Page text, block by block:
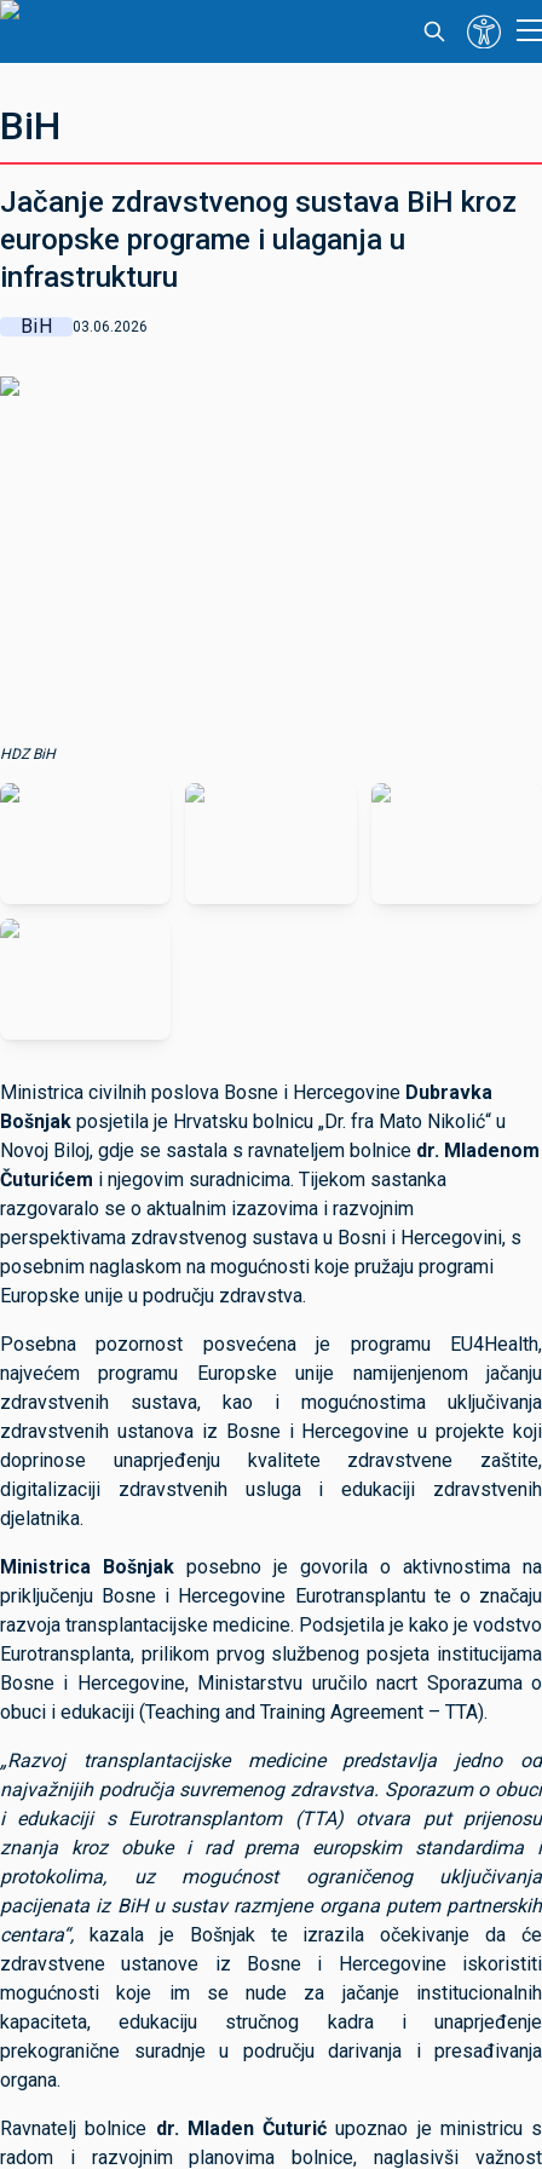
BiH
Jačanje zdravstvenog sustava BiH kroz
europske programe i ulaganja u
infrastrukturu
BiH 03.06.2026
HDZ BiH
Ministrica civilnih poslova Bosne i Hercegovine Dubravka
Bošnjak posjetila je Hrvatsku bolnicu „Dr. fra Mato Nikolić“ u
Novoj Biloj, gdje se sastala s ravnateljem bolnice dr. Mladenom
Čuturićem i njegovim suradnicima. Tijekom sastanka
razgovaralo se o aktualnim izazovima i razvojnim
perspektivama zdravstvenog sustava u Bosni i Hercegovini, s
posebnim naglaskom na mogućnosti koje pružaju programi
Europske unije u području zdravstva.
Posebna pozornost posvećena je programu EU4Health,
najvećem programu Europske unije namijenjenom jačanju
zdravstvenih sustava, kao i mogućnostima uključivanja
zdravstvenih ustanova iz Bosne i Hercegovine u projekte koji
doprinose unaprjeđenju kvalitete zdravstvene zaštite,
digitalizaciji zdravstvenih usluga i edukaciji zdravstvenih
djelatnika.
Ministrica Bošnjak posebno je govorila o aktivnostima na
priključenju Bosne i Hercegovine Eurotransplantu te o značaju
razvoja transplantacijske medicine. Podsjetila je kako je vodstvo
Eurotransplanta, prilikom prvog službenog posjeta institucijama
Bosne i Hercegovine, Ministarstvu uručilo nacrt Sporazuma o
obuci i edukaciji (Teaching and Training Agreement – TTA).
„Razvoj transplantacijske medicine predstavlja jedno od
najvažnijih područja suvremenog zdravstva. Sporazum o obuci
i edukaciji s Eurotransplantom (TTA) otvara put prijenosu
znanja kroz obuke i rad prema europskim standardima i
protokolima, uz mogućnost ograničenog uključivanja
pacijenata iz BiH u sustav razmjene organa putem partnerskih
centara“, kazala je Bošnjak te izrazila očekivanje da će
zdravstvene ustanove iz Bosne i Hercegovine iskoristiti
mogućnosti koje im se nude za jačanje institucionalnih
kapaciteta, edukaciju stručnog kadra i unaprjeđenje
prekogranične suradnje u području darivanja i presađivanja
organa.
Ravnatelj bolnice dr. Mladen Čuturić upoznao je ministricu s
radom i razvojnim planovima bolnice, naglasivši važnost